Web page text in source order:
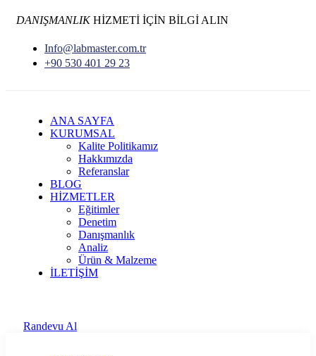
DANIŞMANLIKHİZMETİ İÇİN BİLGİ ALIN
Info@labmaster.com.tr
+90 530 401 29 23
ANA SAYFA
KURUMSAL
Kalite Politikamız
Hakkımızda
Referanslar
BLOG
HİZMETLER
Eğitimler
Denetim
Danışmanlık
Analiz
Ürün & Malzeme
İLETİŞİM
Randevu Al